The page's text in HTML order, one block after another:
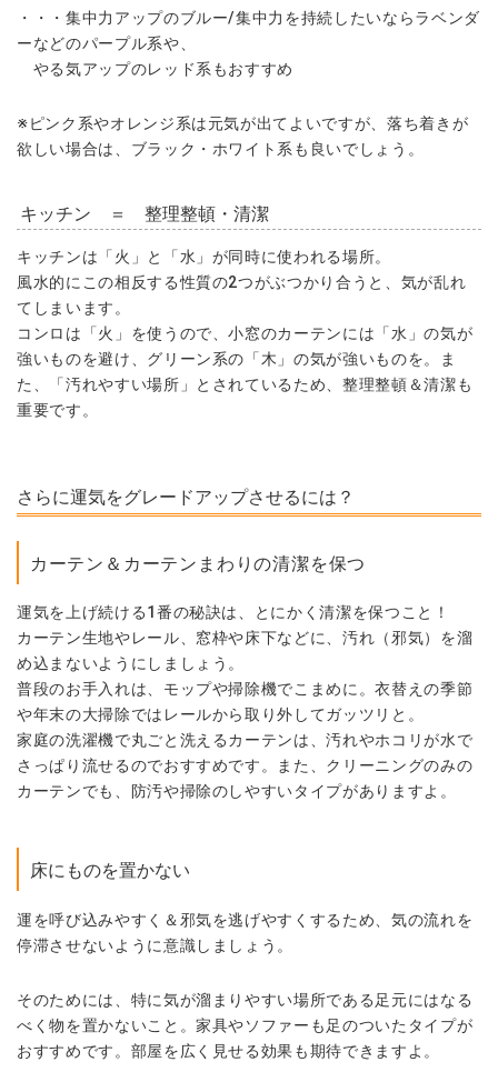
・・・集中力アップのブルー/集中力を持続したいならラベンダ
ーなどのパープル系や、
やる気アップのレッド系もおすすめ
※ピンク系やオレンジ系は元気が出てよいですが、落ち着きが
欲しい場合は、ブラック・ホワイト系も良いでしょう。
キッチン ＝ 整理整頓・清潔
キッチンは「火」と「水」が同時に使われる場所。
風水的にこの相反する性質の2つがぶつかり合うと、気が乱れ
てしまいます。
コンロは「火」を使うので、小窓のカーテンには「水」の気が
強いものを避け、グリーン系の「木」の気が強いものを。ま
た、「汚れやすい場所」とされているため、整理整頓＆清潔も
重要です。
さらに運気をグレードアップさせるには？
カーテン＆カーテンまわりの清潔を保つ
運気を上げ続ける1 番の秘訣は、とにかく清潔を保つこと！
カーテン生地やレール、窓枠や床下などに、汚れ（邪気）を溜
め込まないようにしましょう。
普段のお手入れは、モップや掃除機でこまめに。衣替えの季節
や年末の大掃除ではレールから取り外してガッツリと。
家庭の洗濯機で丸ごと洗えるカーテンは、汚れやホコリが水で
さっぱり流せるのでおすすめです。また、クリーニングのみの
カーテンでも、防汚や掃除のしやすいタイプがありますよ。
床にものを置かない
運を呼び込みやすく＆邪気を逃げやすくするため、気の流れを
停滞させないように意識しましょう。
そのためには、特に気が溜まりやすい場所である足元にはなる
べく物を置かないこと。家具やソファーも足のついたタイプが
おすすめです。 部屋を広く見せる効果も期待できますよ。